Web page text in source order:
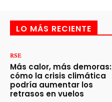
LO MÁS RECIENTE
RSE
Más calor, más demoras:
cómo la crisis climática
podría aumentar los
retrasos en vuelos